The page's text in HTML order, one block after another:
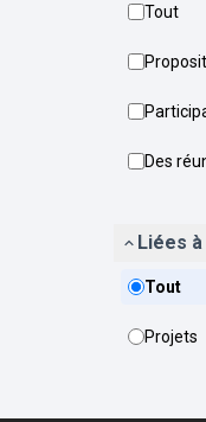
Tout
Des
Liées à
Tout
Projets